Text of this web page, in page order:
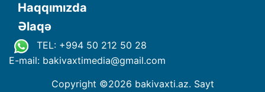
Haqqımızda
Əlaqə
TEL: +994 50 212 50 28
E-mail: bakivaxtimedia@gmail.com
Copyright ©2026 bakivaxti.az. Sayt